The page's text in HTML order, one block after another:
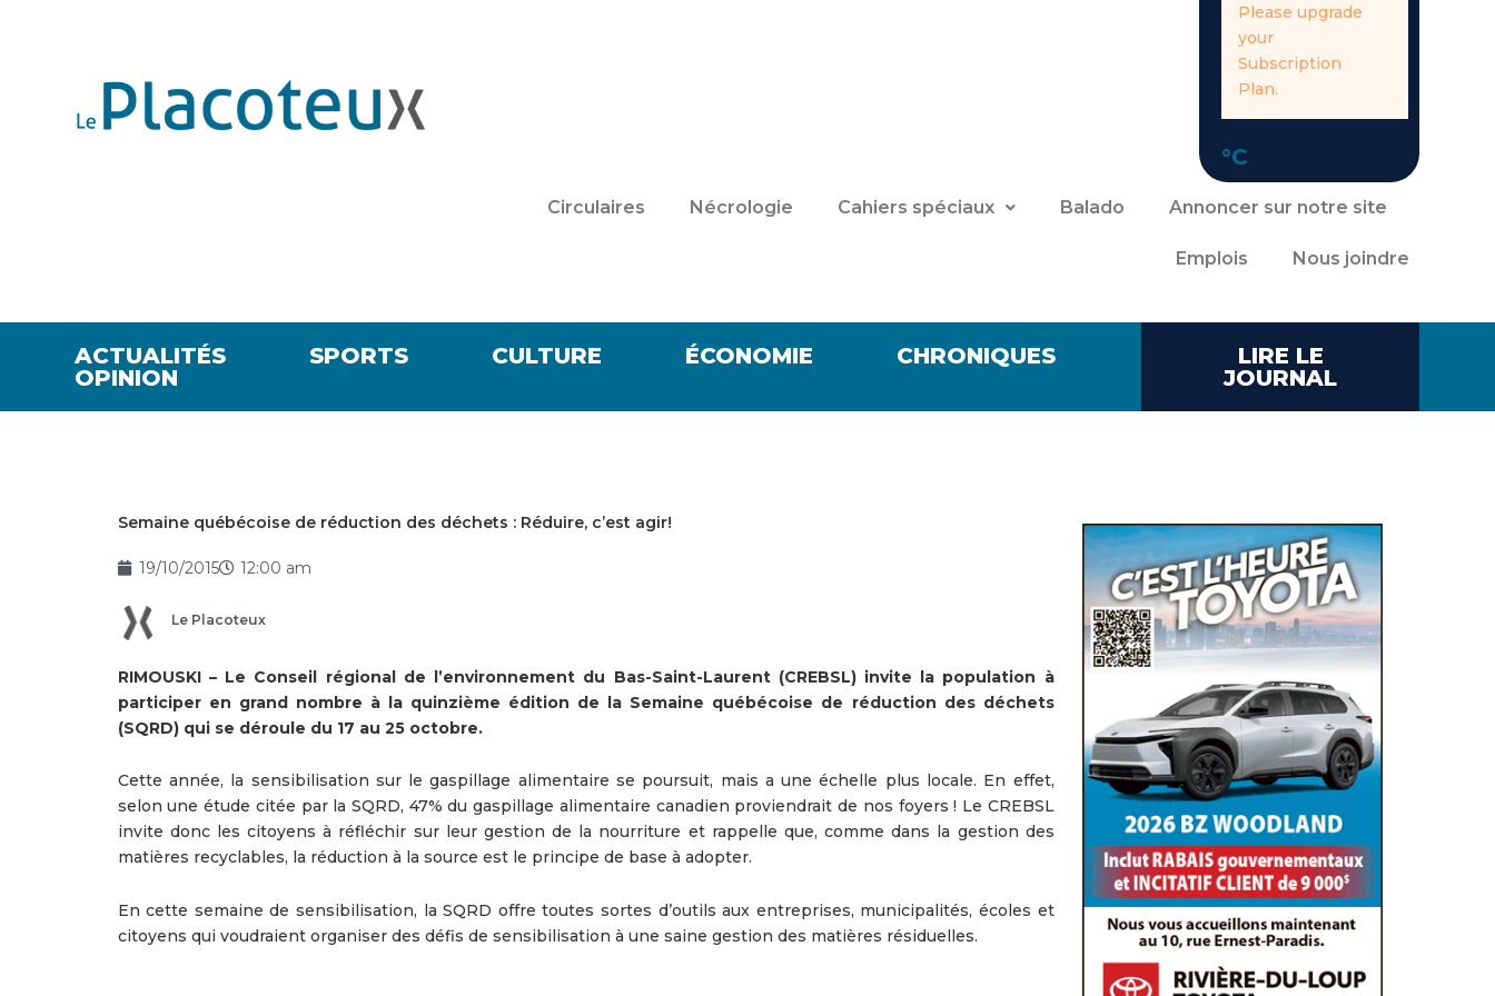
Please upgrade
your
Subscription
Plan.
°C
Circulaires Nécrologie Cahiers spéciaux Balado Annoncer sur notre site
Emplois Nous joindre
ACTUALITÉS SPORTS CULTURE ÉCONOMIE
CHRONIQUES
OPINION
LIRE LE
JOURNAL
Semaine québécoise de réduction des déchets : Réduire, c’est agir!
19/10/2015 12:00 am
Le Placoteux
RIMOUSKI – Le Conseil régional de l’environnement du Bas-Saint-Laurent (CREBSL) invite la population à
participer en grand nombre à la quinzième édition de la Semaine québécoise de réduction des déchets
(SQRD) qui se déroule du 17 au 25 octobre.
Cette année, la sensibilisation sur le gaspillage alimentaire se poursuit, mais a une échelle plus locale. En effet,
selon une étude citée par la SQRD, 47% du gaspillage alimentaire canadien proviendrait de nos foyers ! Le CREBSL
invite donc les citoyens à réfléchir sur leur gestion de la nourriture et rappelle que, comme dans la gestion des
matières recyclables, la réduction à la source est le principe de base à adopter.
En cette semaine de sensibilisation, la SQRD offre toutes sortes d’outils aux entreprises, municipalités, écoles et
citoyens qui voudraient organiser des défis de sensibilisation à une saine gestion des matières résiduelles.